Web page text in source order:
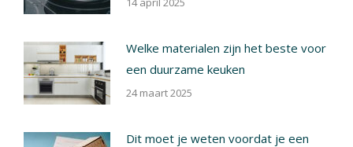
Welke materialen zijn het beste voor
een duurzame keuken
24 maart 2025
Dit moet je weten voordat je een